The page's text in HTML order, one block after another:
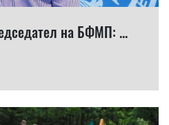
на БФМП: ...